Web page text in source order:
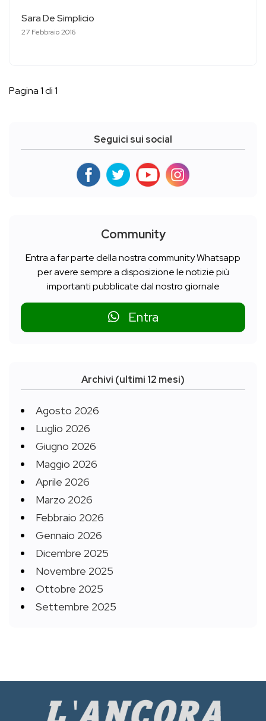
Sara De Simplicio
27 Febbraio 2016
Pagina 1 di 1
Seguici sui social
Community
Entra a far parte della nostra community Whatsapp
per avere sempre a disposizione le notizie più
importanti pubblicate dal nostro giornale
Entra
Archivi (ultimi 12 mesi)
Agosto 2026
Luglio 2026
Giugno 2026
Maggio 2026
Aprile 2026
Marzo 2026
Febbraio 2026
Gennaio 2026
Dicembre 2025
Novembre 2025
Ottobre 2025
Settembre 2025